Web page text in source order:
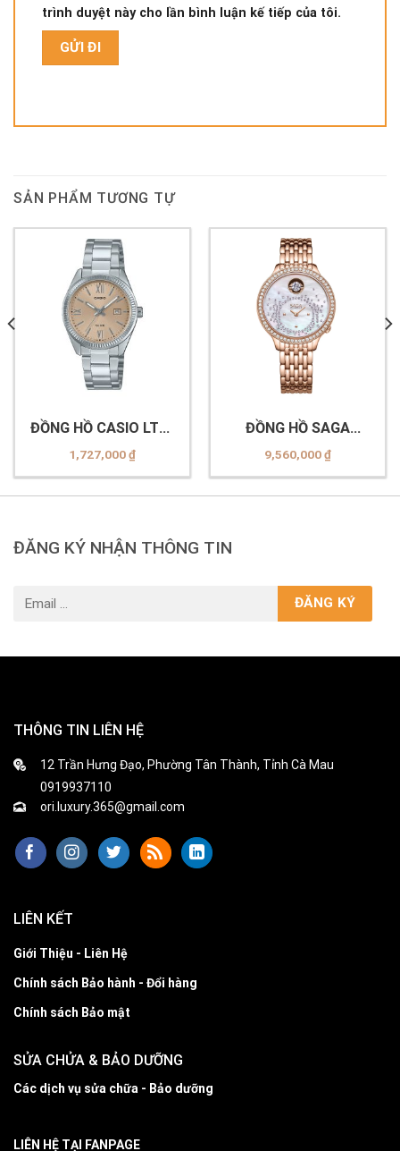
trình duyệt này cho lần bình luận kế tiếp của tôi.
SẢN PHẨM TƯƠNG TỰ
ĐỒNG HỒ CASIO LTP-
1302DD-4A2VDF
1,727,000₫
ĐỒNG HỒ SAGA
53766-GPMWGP-2
9,560,000₫
ĐĂNG KÝ NHẬN THÔNG TIN
THÔNG TIN LIÊN HỆ
12 Trần Hưng Đạo, Phường Tân Thành, Tỉnh Cà Mau
0919937110
ori.luxury.365@gmail.com
LIÊN KẾT
Giới Thiệu - Liên Hệ
Chính sách Bảo hành - Đổi hàng
Chính sách Bảo mật
SỬA CHỬA & BẢO DƯỠNG
Các dịch vụ sửa chữa - Bảo dưỡng
LIÊN HỆ TẠI FANPAGE